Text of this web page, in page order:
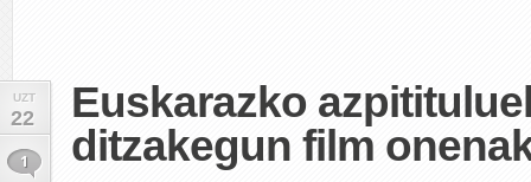
UZT
22
1
Euskarazko
ditzakegun film